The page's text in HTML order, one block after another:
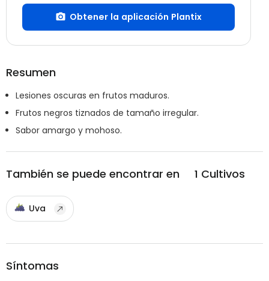
Obtener la aplicación Plantix
Resumen
Lesiones oscuras en frutos maduros.
Frutos negros tiznados de tamaño irregular.
Sabor amargo y mohoso.
También se puede encontrar en 1 Cultivos
Uva
Síntomas